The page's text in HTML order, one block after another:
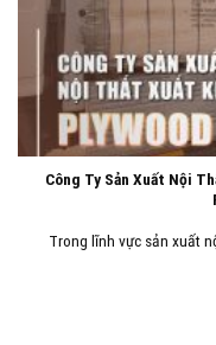
Công Ty Sản Xuất Nội
Trong lĩnh vực sản xuất